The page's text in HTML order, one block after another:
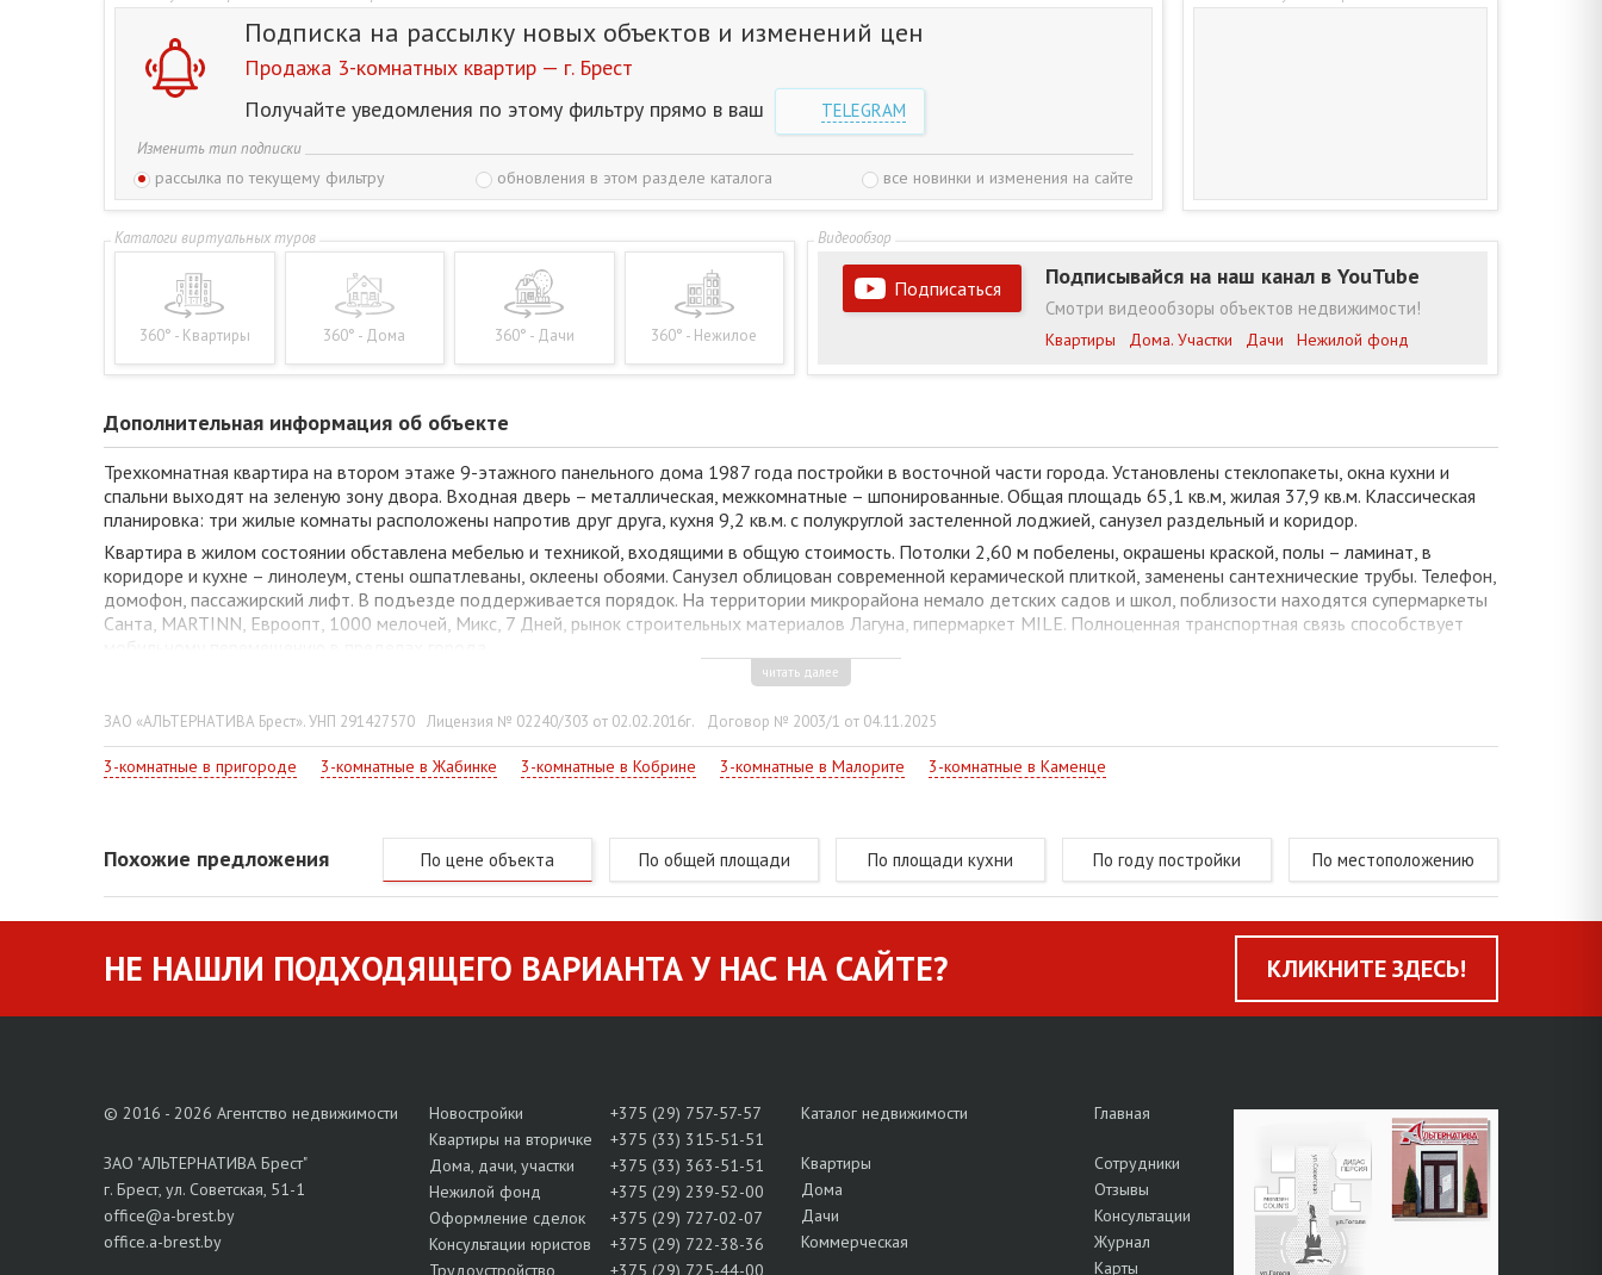
Подписка на рассылку новых объектов и изменений цен
Продажа 3-комнатных квартир — г. Брест
Получайте уведомления по этому фильтру прямо в ваш
TELEGRAM
Изменить тип подписки
рассылка по текущему фильтру обновления в этом разделе каталога все новинки и изменения на сайте
360° - Квартиры 360° - Дома 360° - Дачи 360° - Нежилое
Подписаться Подписывайся на наш канал в YouTube
Смотри видеообзоры объектов недвижимости!
Квартиры Дома. Участки Дачи Нежилой фонд
Дополнительная информация об объекте
Трехкомнатная квартира на втором этаже 9-этажного панельного дома 1987 года постройки в восточной части города. Установлены стеклопакеты, окна кухни и
спальни выходят на зеленую зону двора. Входная дверь – металлическая, межкомнатные – шпонированные. Общая площадь 65,1 кв.м, жилая 37,9 кв.м. Классическая
планировка: три жилые комнаты расположены напротив друг друга, кухня 9,2 кв.м. с полукруглой застеленной лоджией, санузел раздельный и коридор.
Квартира в жилом состоянии обставлена мебелью и техникой, входящими в общую стоимость. Потолки 2,60 м побелены, окрашены краской, полы – ламинат, в
коридоре и кухне – линолеум, стены ошпатлеваны, оклеены обоями. Санузел облицован современной керамической плиткой, заменены сантехнические трубы. Телефон,
домофон, пассажирский лифт. В подъезде поддерживается порядок. На территории микрорайона немало детских садов и школ, поблизости находятся супермаркеты
Санта, MARTINN, Евроопт, 1000 мелочей, Микс, 7 Дней, рынок строительных материалов Лагуна, гипермаркет MILE. Полноценная транспортная связь способствует
читать далее
ЗАО «АЛЬТЕРНАТИВА Брест». УНП 291427570 Лицензия № 02240/303 от 02.02.2016г. Договор № 2003/1 от 04.11.2025
3-комнатные в пригороде 3-комнатные в Жабинке 3-комнатные в Кобрине 3-комнатные в Малорите 3-комнатные в Каменце
Похожие предложения По цене объекта По общей площади По площади кухни По году постройки По местоположению
НЕ НАШЛИ ПОДХОДЯЩЕГО ВАРИАНТА У НАС НА САЙТЕ? КЛИКНИТЕ ЗДЕСЬ!
© 2016 - 2026 Агентство недвижимости
ЗАО "АЛЬТЕРНАТИВА Брест"
г. Брест, ул. Советская, 51-1
office@a-brest.by
office.a-brest.by
Новостройки
+375 (29) 757-57-57
Квартиры на вторичке
+375 (33) 315-51-51
Дома, дачи, участки
+375 (33) 363-51-51
Нежилой фонд
+375 (29) 239-52-00
Оформление сделок
+375 (29) 727-02-07
Консультации юристов
+375 (29) 722-38-36
Трудоустройство
+375 (29) 725-44-00
Каталог недвижимости
Квартиры
Дома
Дачи
Коммерческая
Главная
Сотрудники
Отзывы
Консультации
Журнал
Карты